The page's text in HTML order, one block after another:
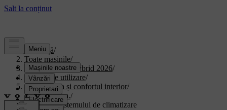
Asistență/
Toate mașinile/
XC90 Plug-in Hybrid 2026/
Manual de utilizare/
Climatizarea și confortul interior/
climatizarea./
Butoanele sistemului de climatizare